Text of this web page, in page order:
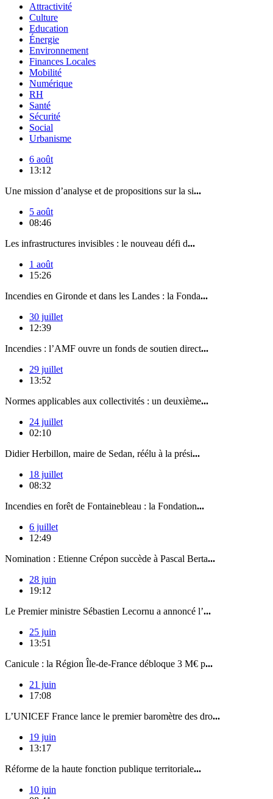
Attractivité
Culture
Education
Énergie
Environnement
Finances Locales
Mobilité
Numérique
RH
Santé
Sécurité
Social
Urbanisme
6 août
13:12
Une mission d’analyse et de propositions sur la si...
5 août
08:46
Les infrastructures invisibles : le nouveau défi d...
1 août
15:26
Incendies en Gironde et dans les Landes : la Fonda...
30 juillet
12:39
Incendies : l’AMF ouvre un fonds de soutien direct...
29 juillet
13:52
Normes applicables aux collectivités : un deuxième...
24 juillet
02:10
Didier Herbillon, maire de Sedan, réélu à la prési...
18 juillet
08:32
Incendies en forêt de Fontainebleau : la Fondation...
6 juillet
12:49
Nomination : Etienne Crépon succède à Pascal Berta...
28 juin
19:12
Le Premier ministre Sébastien Lecornu a annoncé l’...
25 juin
13:51
Canicule : la Région Île-de-France débloque 3 M€ p...
21 juin
17:08
L’UNICEF France lance le premier baromètre des dro...
19 juin
13:17
Réforme de la haute fonction publique territoriale...
10 juin